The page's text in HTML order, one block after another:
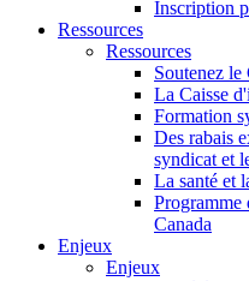
Inscription
Ressources
Ressources
Soutenez le
La Caisse
Formation
Des rabais
syndicat et
La santé et
Programme
Canada
Enjeux
Enjeux